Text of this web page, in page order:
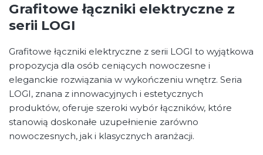
Grafitowe łączniki elektryczne z
serii LOGI
Grafitowe łączniki elektryczne z serii LOGI to wyjątkowa
propozycja dla osób ceniących nowoczesne i
eleganckie rozwiązania w wykończeniu wnętrz. Seria
LOGI, znana z innowacyjnych i estetycznych
produktów, oferuje szeroki wybór łączników, które
stanowią doskonałe uzupełnienie zarówno
nowoczesnych, jak i klasycznych aranżacji.